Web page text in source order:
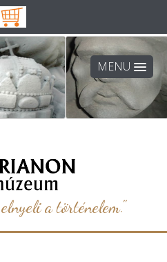
MENU
a történelem."